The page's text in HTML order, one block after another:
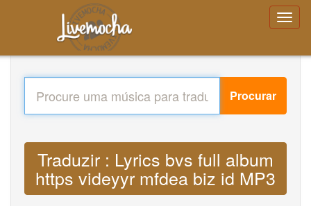
Procurar
Traduzir : Lyrics bvs full album
https videyyr mfdea biz id MP3